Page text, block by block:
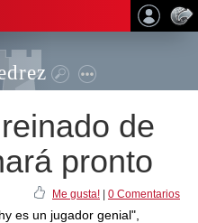
de
pronto
Me gusta! 0 Comentarios
es un jugador genial",